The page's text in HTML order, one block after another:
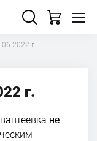
г.
г.
не